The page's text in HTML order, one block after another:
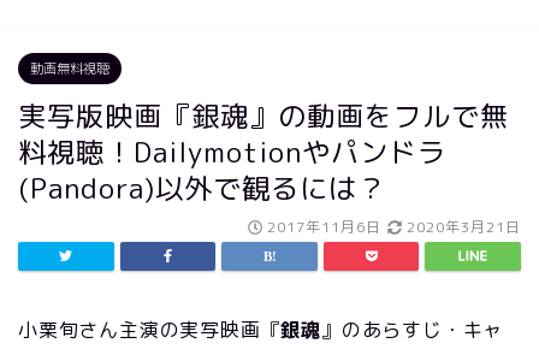
動画無料視聴
実写版映画『銀魂』の動画をフルで無
料視聴！Dailymotionやパンドラ
(Pandora)以外で観るには？
2017年11月6日 2020年3月21日
小栗旬さん主演の実写映画『銀魂』のあらすじ・キャ